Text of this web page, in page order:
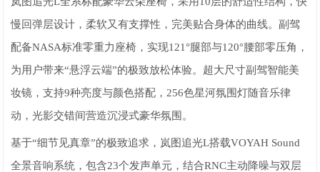
慢回弹层设计，柔软又有支撑性，完美贴合身体的曲线。副驾
配备NASA标准零重力座椅，实现121°腿部与120°腰部零压角，
为用户带来“悬浮云端”的极致放松体验。超大尺寸副驾智能美
妆镜，支持9种亮度与颜色搭配，256色星河氛围灯随音乐律
动，光影交错间营造沉浸式豪华氛围。
基于“细节见真章”的极致追求，岚图追光L搭载VOYAH Sound
全景音响系统，包含23个发声单元，结合RNC主动降噪与双层